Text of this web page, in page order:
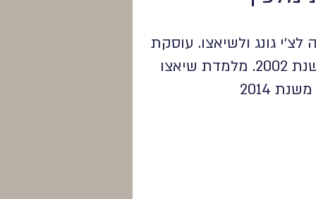
גונג ולשיאצו. עוסקת
בשיאצו ובתנועה משנת 2002. מלמדת שיאצו
2014